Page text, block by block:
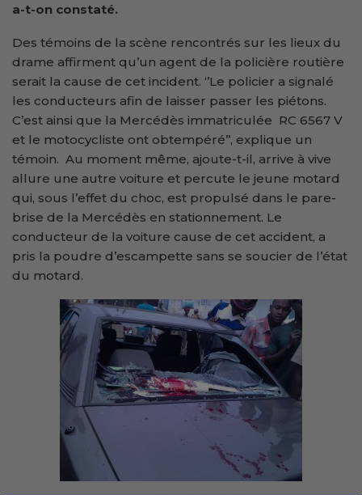
a-t-on constaté.
Des témoins de la scène rencontrés sur les lieux du
drame affirment qu’un agent de la policière routière
serait la cause de cet incident. ‘’Le policier a signalé
les conducteurs afin de laisser passer les piétons.
C’est ainsi que la Mercédès immatriculée RC 6567 V
et le motocycliste ont obtempéré’’, explique un
témoin. Au moment même, ajoute-t-il, arrive à vive
allure une autre voiture et percute le jeune motard
qui, sous l’effet du choc, est propulsé dans le pare-
brise de la Mercédès en stationnement. Le
conducteur de la voiture cause de cet accident, a
pris la poudre d’escampette sans se soucier de l’état
du motard.